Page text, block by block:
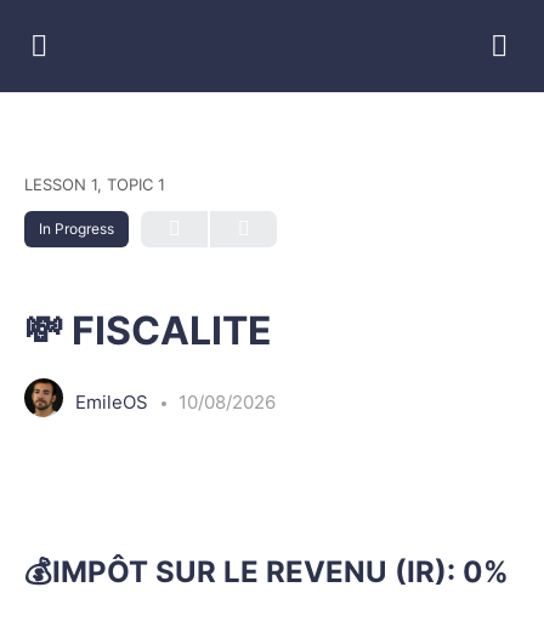
LESSON 1, TOPIC 1
In Progress
💸 FISCALITE
EmileOS 10/08/2026
💰IMPÔT SUR LE REVENU (IR): 0%